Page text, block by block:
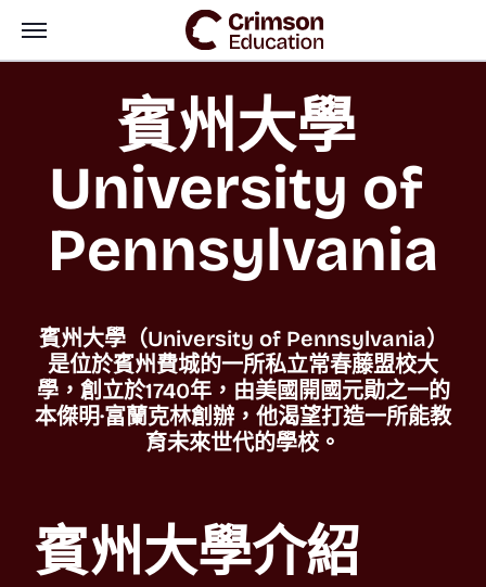
賓州大學
University of
Pennsylvania
賓州大學（University of Pennsylvania）
是位於賓州費城的一所私立常春藤盟校大
學，創立於1740年，由美國開國元勛之一的
本傑明·富蘭克林創辦，他渴望打造一所能教
育未來世代的學校。
賓州大學介紹